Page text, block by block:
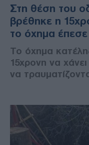
Στη θέση του
βρέθηκε η
το όχημα
Το όχημα
15χρονη να
να